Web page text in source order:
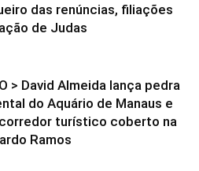
das renúncias, filiações
de Judas
> David Almeida lança pedra
do Aquário de Manaus e
turístico coberto na
Ramos